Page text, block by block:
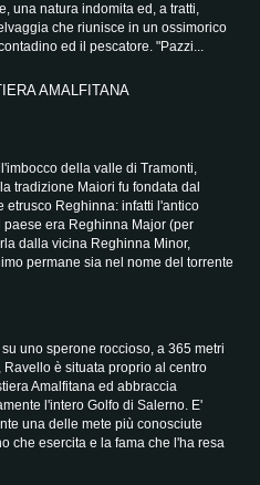
una natura indomita ed, a tratti,
che riunisce in un ossimorico
ed il pescatore. "Pazzi...
AMALFITANA
della valle di Tramonti,
tradizione Maiori fu fondata dal
etrusco Reghinna: infatti l'antico
paese era Reghinna Major (per
dalla vicina Reghinna Minor,
permane sia nel nome del torrente
uno sperone roccioso, a 365 metri
Ravello è situata proprio al centro
Amalfitana ed abbraccia
l'intero Golfo di Salerno. E'
una delle mete più conosciute
che esercita e la fama che l'ha resa